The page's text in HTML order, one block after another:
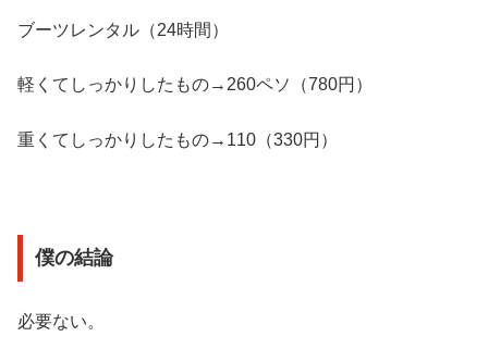
ブーツレンタル（24時間）
軽くてしっかりしたもの→260ペソ（780円）
重くてしっかりしたもの→110（330円）
僕の結論
必要ない。